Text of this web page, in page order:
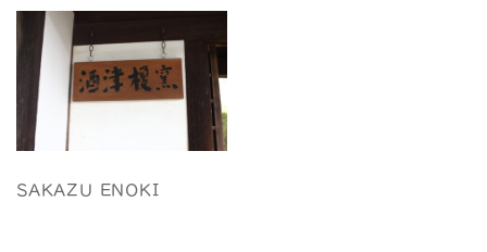
SAKAZU ENOKI